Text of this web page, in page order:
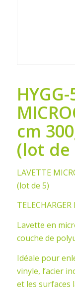
cm
(lot de
LAVETTE
(lot de 5)
Lavette en
couche de
Idéale pour
vinyle, l’acier
et les surfaces